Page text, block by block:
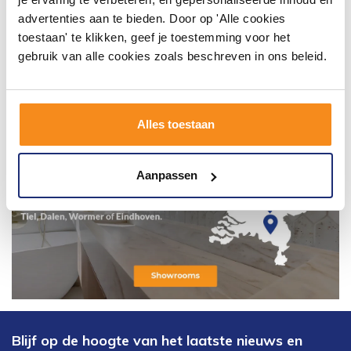
advertenties aan te bieden. Door op 'Alle cookies
toestaan' te klikken, geef je toestemming voor het
gebruik van alle cookies zoals beschreven in ons beleid.
Alles toestaan
Aanpassen
Blijf op de hoogte van het laatste nieuws en